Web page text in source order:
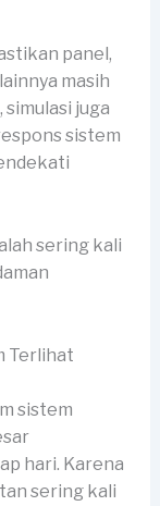
panel,
masih
juga
sistem
sering kali
Terlihat
sistem
hari. Karena
sering kali